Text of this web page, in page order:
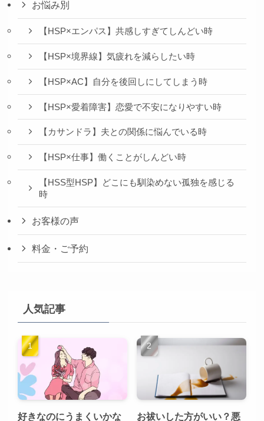
お悩み別
【HSP×エンパス】共感しすぎてしんどい時
【HSP×境界線】気疲れを減らしたい時
【HSP×AC】自分を後回しにしてしまう時
【HSP×愛着障害】恋愛で不安になりやすい時
【カサンドラ】夫との関係に悩んでいる時
【HSP×仕事】働くことがしんどい時
【HSS型HSP】どこにも馴染めない孤独を感じる
時
お客様の声
料金・ご予約
人気記事
好きなのにうまくいかな お祓いした方がいい？悪